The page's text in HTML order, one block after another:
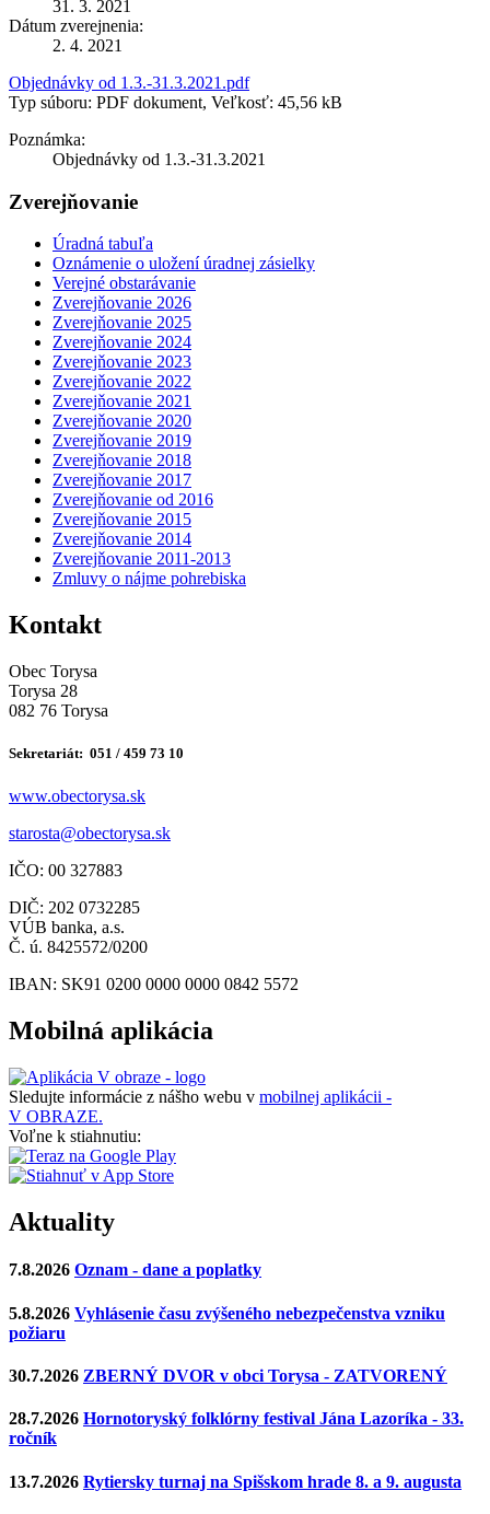
31. 3. 2021
Dátum zverejnenia:
2. 4. 2021
Objednávky od 1.3.-31.3.2021.pdf
Typ súboru: PDF dokument, Veľkosť: 45,56 kB
Poznámka:
Objednávky od 1.3.-31.3.2021
Zverejňovanie
Úradná tabuľa
Oznámenie o uložení úradnej zásielky
Verejné obstarávanie
Zverejňovanie 2026
Zverejňovanie 2025
Zverejňovanie 2024
Zverejňovanie 2023
Zverejňovanie 2022
Zverejňovanie 2021
Zverejňovanie 2020
Zverejňovanie 2019
Zverejňovanie 2018
Zverejňovanie 2017
Zverejňovanie od 2016
Zverejňovanie 2015
Zverejňovanie 2014
Zverejňovanie 2011-2013
Zmluvy o nájme pohrebiska
Kontakt
Obec Torysa
Torysa 28
082 76 Torysa
Sekretariát: 051 / 459 73 10
www.obectorysa.sk
starosta@obectorysa.sk
IČO: 00 327883
DIČ: 202 0732285
VÚB banka, a.s.
Č. ú. 8425572/0200
IBAN: SK91 0200 0000 0000 0842 5572
Mobilná aplikácia
Sledujte informácie z nášho webu v mobilnej aplikácii -
V OBRAZE.
Voľne k stiahnutiu:
Aktuality
7.8.2026 Oznam - dane a poplatky
5.8.2026 Vyhlásenie času zvýšeného nebezpečenstva vzniku
požiaru
30.7.2026 ZBERNÝ DVOR v obci Torysa - ZATVORENÝ
28.7.2026 Hornotoryský folklórny festival Jána Lazoríka - 33.
ročník
13.7.2026 Rytiersky turnaj na Spišskom hrade 8. a 9. augusta